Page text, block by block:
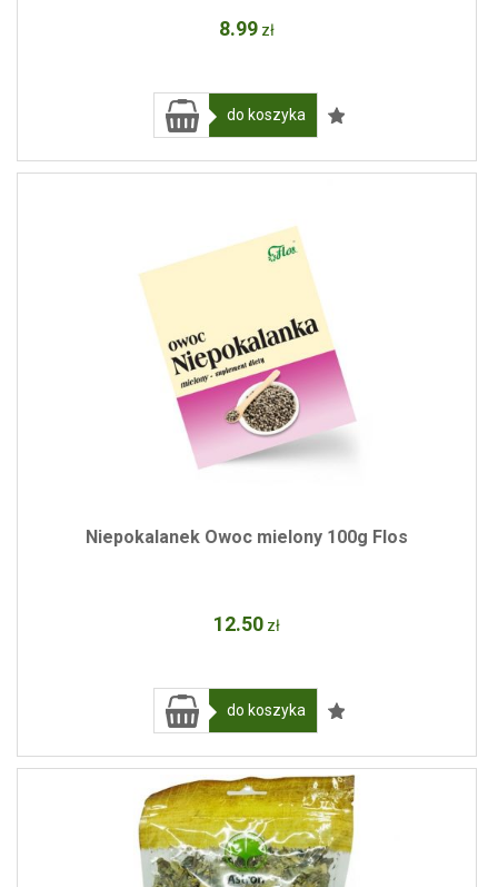
8.99 zł
do koszyka
Niepokalanek Owoc mielony 100g Flos
12.50 zł
do koszyka